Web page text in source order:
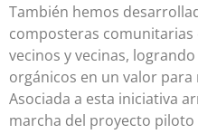
También hemos
composteras
vecinos y vecinas,
orgánicos en un valor
Asociada a esta iniciativa
marcha del proyecto piloto